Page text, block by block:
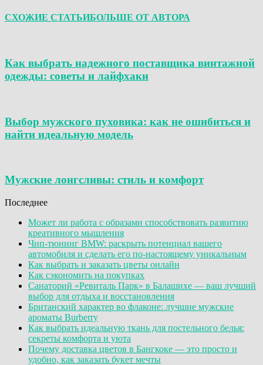
СХОЖИЕ СТАТЬИБОЛЬШЕ ОТ АВТОРА
Как выбрать надежного поставщика винтажной
одежды: советы и лайфхаки
Выбор мужского пуховика: как не ошибиться и
найти идеальную модель
Мужские лонгсливы: стиль и комфорт
Последнее
Может ли работа с образами способствовать развитию
креативного мышления
Чип-тюнинг BMW: раскрыть потенциал вашего
автомобиля и сделать его по-настоящему уникальным
Как выбрать и заказать цветы онлайн
Как сэкономить на покупках
Санаторий «Ревиталь Парк» в Балашихе — ваш лучший
выбор для отдыха и восстановления
Британский характер во флаконе: лучшие мужские
ароматы Burberry
Как выбрать идеальную ткань для постельного белья:
секреты комфорта и уюта
Почему доставка цветов в Бангкоке — это просто и
удобно, как заказать букет мечты